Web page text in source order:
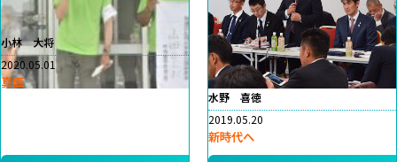
小林 大将
2020.05.01
真価
水野 喜徳
2019.05.20
新時代へ